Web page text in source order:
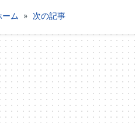
ーム » 次の記事